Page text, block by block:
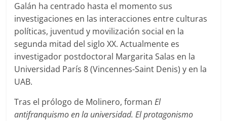
Galán ha centrado hasta el momento sus
investigaciones en las interacciones entre culturas
políticas, juventud y movilización social en la
segunda mitad del siglo XX. Actualmente es
investigador postdoctoral Margarita Salas en la
Universidad París 8 (Vincennes-Saint Denis) y en la
UAB.
Tras el prólogo de Molinero, forman El
antifranquismo en la universidad. El protagonismo